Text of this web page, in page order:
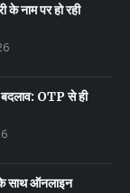
नाम पर हो रही
OTP से ही
साथ ऑनलाइन